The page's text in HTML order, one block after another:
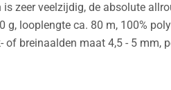
is zeer veelzijdig, de absolute
g, looplengte ca. 80 m, 100%
of breinaalden maat 4,5 - 5 mm,